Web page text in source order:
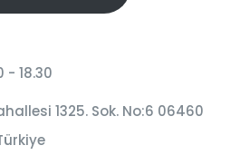
- 18.30
1325. Sok. No:6 06460